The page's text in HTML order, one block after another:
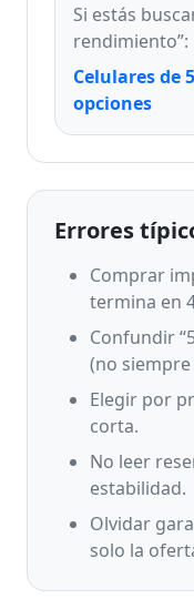
Si estás
rendimiento”:
Celulares de
opciones
Errores
Comprar
termina en
Confundir
(no siempre
Elegir por
corta.
No leer
estabilidad.
Olvidar
solo la